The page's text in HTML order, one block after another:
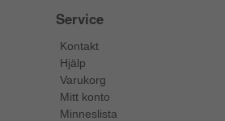
Service
Kontakt
Hjälp
Varukorg
Mitt konto
Minneslista